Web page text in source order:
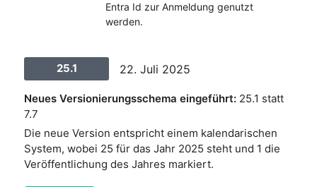
Entra Id zur Anmeldung genutzt
werden.
25.1 22. Juli 2025
Neues Versionierungsschema eingeführt: 25.1 statt
7.7
Die neue Version entspricht einem kalendarischen
System, wobei 25 für das Jahr 2025 steht und 1 die
Veröffentlichung des Jahres markiert.